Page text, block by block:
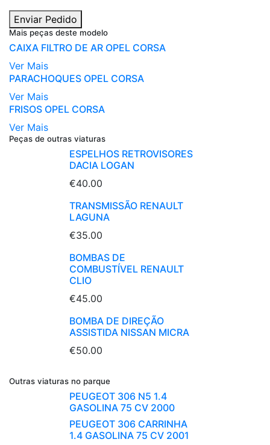
Enviar Pedido
Mais peças deste modelo
CAIXA FILTRO DE AR OPEL CORSA
Ver Mais
PARACHOQUES OPEL CORSA
Ver Mais
FRISOS OPEL CORSA
Ver Mais
Peças de outras viaturas
ESPELHOS RETROVISORES
DACIA LOGAN
€40.00
TRANSMISSÃO RENAULT
LAGUNA
€35.00
BOMBAS DE
COMBUSTÍVEL RENAULT
CLIO
€45.00
BOMBA DE DIREÇÃO
ASSISTIDA NISSAN MICRA
€50.00
Outras viaturas no parque
PEUGEOT 306 N5 1.4
GASOLINA 75 CV 2000
PEUGEOT 306 CARRINHA
1.4 GASOLINA 75 CV 2001